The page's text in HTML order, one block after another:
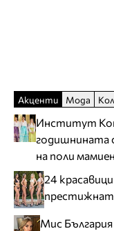
Акценти Мода
Институт
годишнината
на поли мамиен
24
Мис